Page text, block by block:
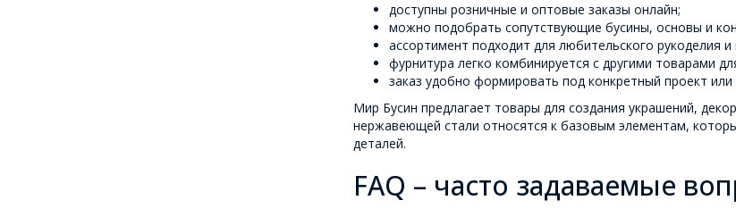
доступны розничные и оптовые заказы онлайн;
можно подобрать сопутствующие бусины, основы и
ассортимент подходит для любительского рукоделия и
фурнитура легко комбинируется с другими товарами
заказ удобно формировать под конкретный проект или
Мир Бусин предлагает товары для создания украшений,
нержавеющей стали относятся к базовым элементам,
деталей.
FAQ – часто задаваемые